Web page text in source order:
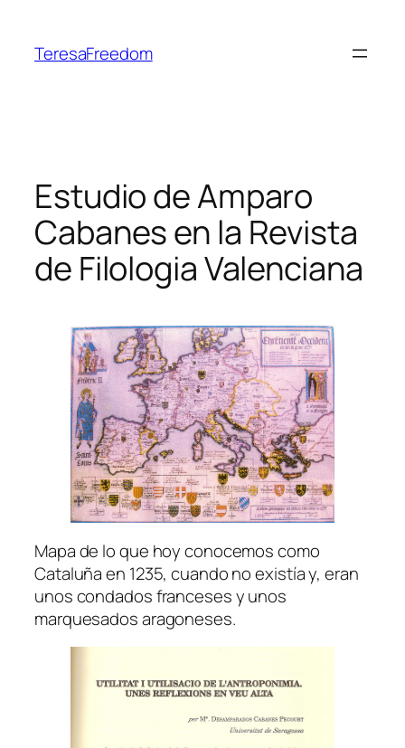
content
TeresaFreedom
Estudio de Amparo
Cabanes en la Revista
de Filologia Valenciana
Mapa de lo que hoy conocemos como
Cataluña en 1235, cuando no existía y, eran
unos condados franceses y unos
marquesados aragoneses.